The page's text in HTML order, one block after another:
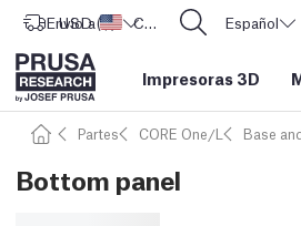
Envío a Estados Unidos
USD ($) CORE One L: ¡Ya disponible! Español
Impresoras 3D
Partes CORE One/L Base
Bottom panel